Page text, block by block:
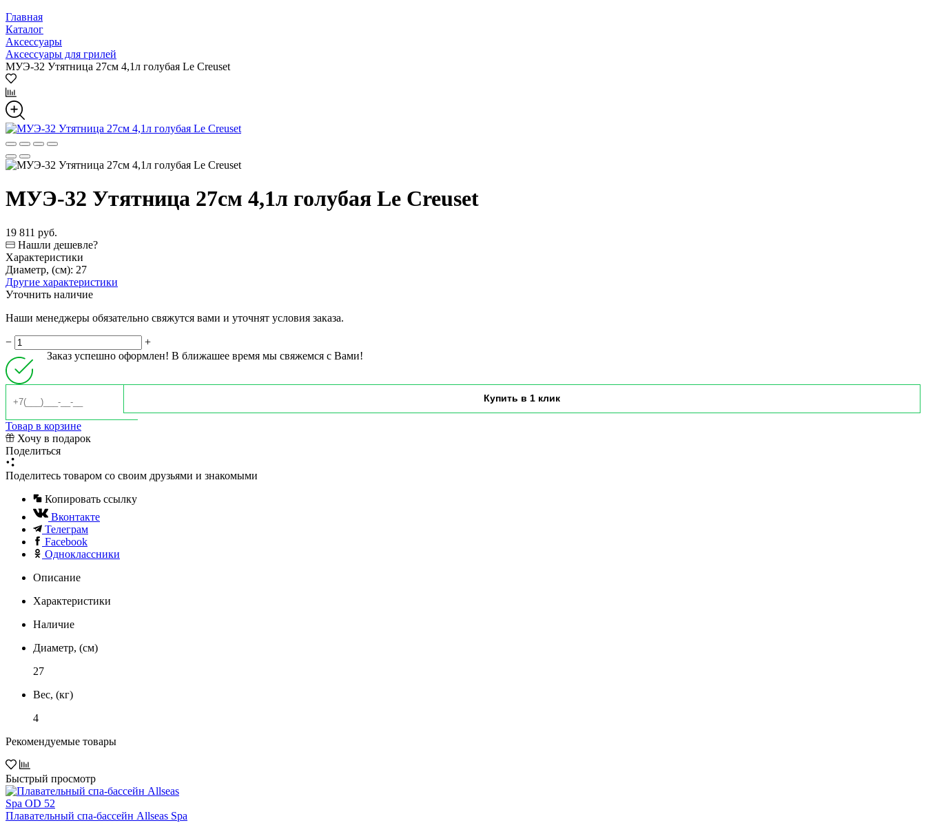
Главная
Каталог
Аксессуары
Аксессуары для грилей
МУЭ-32 Утятница 27см 4,1л голубая Le Creuset
МУЭ-32 Утятница 27см 4,1л голубая Le Creuset
19 811 руб.
Нашли дешевле?
Характеристики
Диаметр, (см): 27
Другие характеристики
Уточнить наличие
Наши менеджеры обязательно свяжутся вами и уточнят условия заказа.
−
+
Заказ успешно оформлен! В ближашее время мы свяжемся с Вами!
Товар в корзине
Хочу в подарок
Поделиться
Поделитесь товаром со своим друзьями и знакомыми
Копировать ссылку
Вконтакте
Телеграм
Facebook
Одноклассники
Описание
Характеристики
Наличие
Диаметр, (см)
27
Вес, (кг)
4
Рекомендуемые товары
Быстрый просмотр
Плавательный спа-бассейн Allseas Spa